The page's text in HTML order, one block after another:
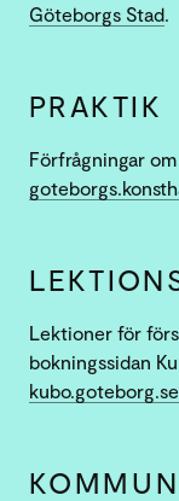
Göteborgs Stad
PRAKTIK
Förfrågningar
Lektioner för
bokningssidan
kubo.goteborg.se